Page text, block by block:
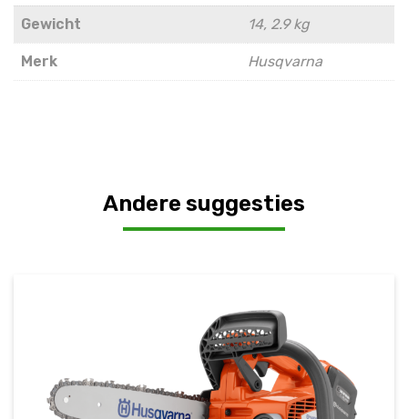
Gewicht 14, 2.9 kg
Merk Husqvarna
Andere suggesties